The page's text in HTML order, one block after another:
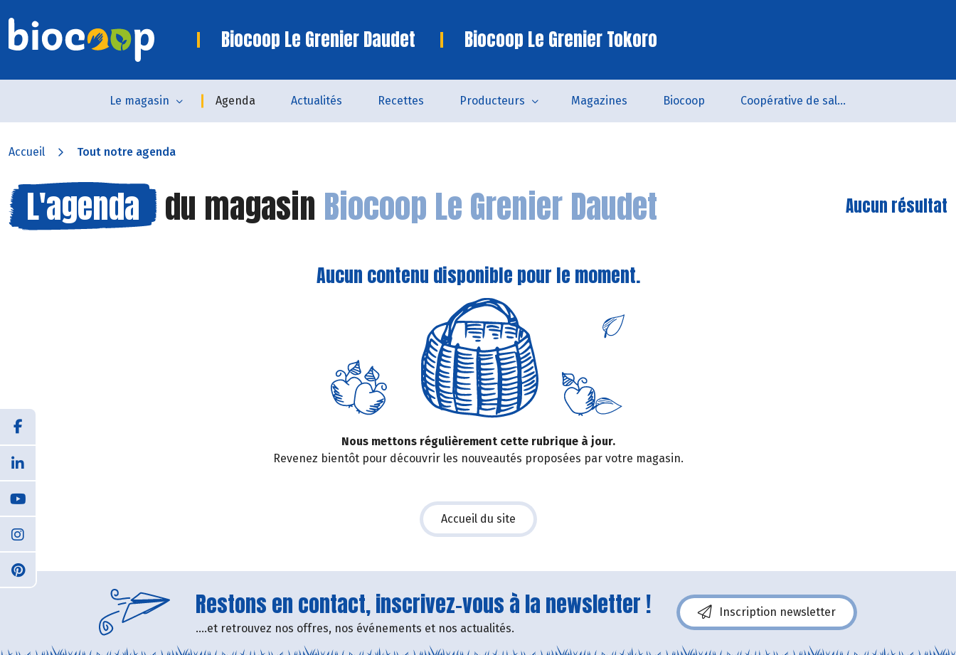
Biocoop Le Grenier Daudet Biocoop Le Grenier Tokoro
Le magasin Agenda Actualités Recettes Producteurs Magazines Biocoop Coopérative de salarié.es - SCOP
Accueil Tout notre agenda
L'agenda du magasin Biocoop Le Grenier Daudet Aucun résultat
Aucun contenu disponible pour le moment.
Nous mettons régulièrement cette rubrique à jour.
Revenez bientôt pour découvrir les nouveautés proposées par votre magasin.
Accueil du site
Restons en contact, inscrivez-vous à la newsletter !
....et retrouvez nos offres, nos événements et nos actualités.
Inscription newsletter